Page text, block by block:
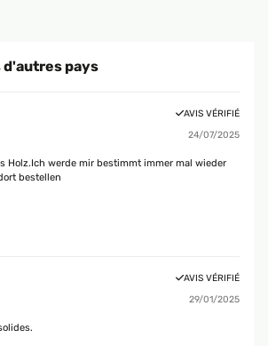
pays
AVIS VÉRIFIÉ
24/07/2025
Holz.Ich werde mir bestimmt immer mal wieder
bestellen
AVIS VÉRIFIÉ
29/01/2025